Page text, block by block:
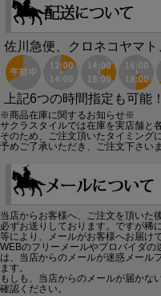
佐川急便、クロネコヤマ
上記6つの時間指定も可能！
※商品在庫に関するお知らせ※
サクラスタイルでは在庫を実店舗と
そのため、ご注文頂いたタイミング
予めご了承いただき、ご注文下さい
当店からお客様へ、ご注文を頂いた
必ずお送りしております。ですが稀
等により、メールがお客様へお届け
WEBのフリーメールやプロバイダ
は、当店からのメールが迷惑メール
ます。
もしも、当店からのメールが届かな
確認ください。